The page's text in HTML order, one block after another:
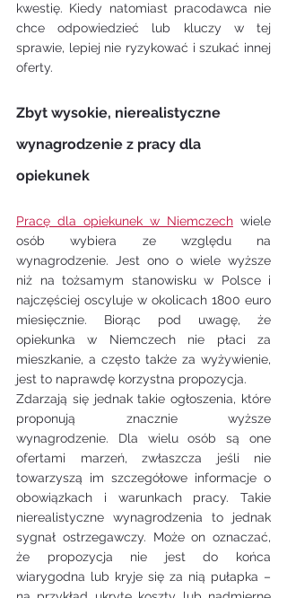
kwestię. Kiedy natomiast pracodawca nie
chce odpowiedzieć lub kluczy w tej
sprawie, lepiej nie ryzykować i szukać innej
oferty.
Zbyt wysokie, nierealistyczne
wynagrodzenie z pracy dla
opiekunek
Pracę dla opiekunek w Niemczech wiele
osób wybiera ze względu na
wynagrodzenie. Jest ono o wiele wyższe
niż na tożsamym stanowisku w Polsce i
najczęściej oscyluje w okolicach 1800 euro
miesięcznie. Biorąc pod uwagę, że
opiekunka w Niemczech nie płaci za
mieszkanie, a często także za wyżywienie,
jest to naprawdę korzystna propozycja.
Zdarzają się jednak takie ogłoszenia, które
proponują znacznie wyższe
wynagrodzenie. Dla wielu osób są one
ofertami marzeń, zwłaszcza jeśli nie
towarzyszą im szczegółowe informacje o
obowiązkach i warunkach pracy. Takie
nierealistyczne wynagrodzenia to jednak
sygnał ostrzegawczy. Może on oznaczać,
że propozycja nie jest do końca
wiarygodna lub kryje się za nią pułapka –